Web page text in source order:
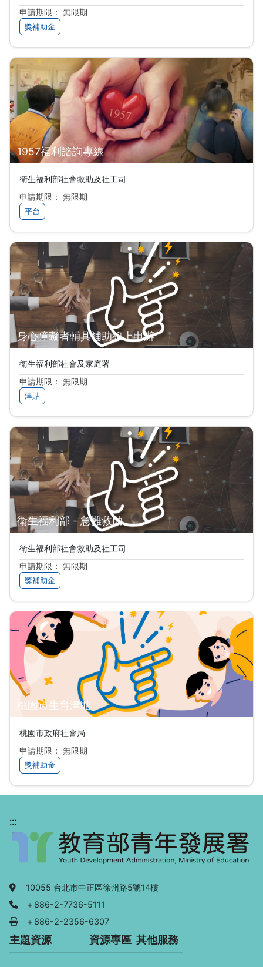
申請期限： 無限期
獎補助金
1957福利諮詢專線
衛生福利部社會救助及社工司
申請期限： 無限期
平台
身心障礙者輔具補助線上申辦
衛生福利部社會及家庭署
申請期限： 無限期
津貼
衛生福利部 - 急難救助
衛生福利部社會救助及社工司
申請期限： 無限期
獎補助金
桃園市生育津貼
桃園市政府社會局
申請期限： 無限期
獎補助金
:::
地址：
10055 台北市中正區徐州路5號14樓
電話：
＋886-2-7736-5111
傳真：
＋886-2-2356-6307
主題資源 資源專區 其他服務